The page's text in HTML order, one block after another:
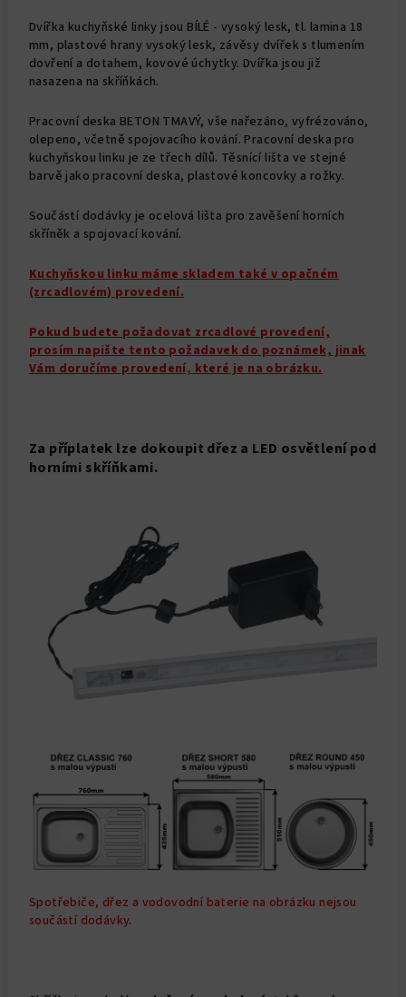
Dvířka kuchyňské linky jsou BÍLÉ - vysoký lesk, tl. lamina 18
mm, plastové hrany vysoký lesk, závěsy dvířek s tlumením
dovření a dotahem, kovové úchytky. Dvířka jsou již
nasazena na skříňkách.
Pracovní deska BETON TMAVÝ, vše nařezáno, vyfrézováno,
olepeno, včetně spojovacího kování. Pracovní deska pro
kuchyňskou linku je ze třech dílů. Těsnící lišta ve stejné
barvě jako pracovní deska, plastové koncovky a rožky.
Součástí dodávky je ocelová lišta pro zavěšení horních
skříněk a spojovací kování.
Kuchyňskou linku máme skladem také v opačném
(zrcadlovém) provedení.
Pokud budete požadovat zrcadlové provedení,
prosím napište tento požadavek do poznámek, jinak
Vám doručíme provedení, které je na obrázku.
Za příplatek lze dokoupit dřez a LED osvětlení pod
horními skříňkami.
Spotřebiče, dřez a vodovodní baterie na obrázku nejsou
součástí dodávky.